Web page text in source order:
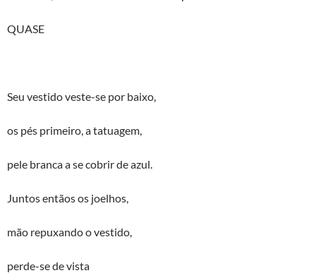
QUASE
Seu vestido veste-se por baixo,
os pés primeiro, a tatuagem,
pele branca a se cobrir de azul.
Juntos entãos os joelhos,
mão repuxando o vestido,
perde-se de vista